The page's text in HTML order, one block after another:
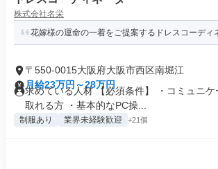
株式会社名栄
花嫁様の運命の一着をご提案するドレスコーディ
〒550-0015大阪府大阪市西区南堀江
月給23万円～28万円
求めている人材 【必須条件】 ・コミュニ
取れる方 ・基本的なPC操...
制服あり 業界未経験歓迎 +21個